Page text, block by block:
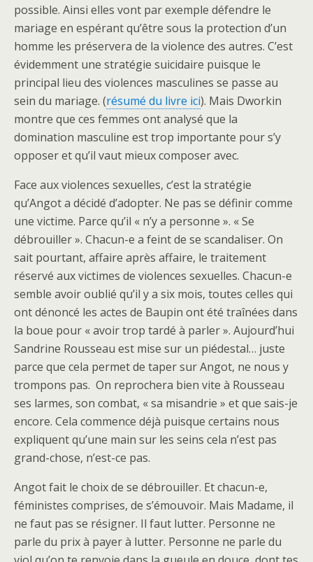
possible. Ainsi elles vont par exemple défendre le
mariage en espérant qu’être sous la protection d’un
homme les préservera de la violence des autres. C’est
évidemment une stratégie suicidaire puisque le
principal lieu des violences masculines se passe au
sein du mariage. (résumé du livre ici). Mais Dworkin
montre que ces femmes ont analysé que la
domination masculine est trop importante pour s’y
opposer et qu’il vaut mieux composer avec.
Face aux violences sexuelles, c’est la stratégie
qu’Angot a décidé d’adopter. Ne pas se définir comme
une victime. Parce qu’il « n’y a personne ». « Se
débrouiller ». Chacun-e a feint de se scandaliser. On
sait pourtant, affaire après affaire, le traitement
réservé aux victimes de violences sexuelles. Chacun-e
semble avoir oublié qu’il y a six mois, toutes celles qui
ont dénoncé les actes de Baupin ont été traînées dans
la boue pour « avoir trop tardé à parler ». Aujourd’hui
Sandrine Rousseau est mise sur un piédestal… juste
parce que cela permet de taper sur Angot, ne nous y
trompons pas. On reprochera bien vite à Rousseau
ses larmes, son combat, « sa misandrie » et que sais-je
encore. Cela commence déjà puisque certains nous
expliquent qu’une main sur les seins cela n’est pas
grand-chose, n’est-ce pas.
Angot fait le choix de se débrouiller. Et chacun-e,
féministes comprises, de s’émouvoir. Mais Madame, il
ne faut pas se résigner. Il faut lutter. Personne ne
parle du prix à payer à lutter. Personne ne parle du